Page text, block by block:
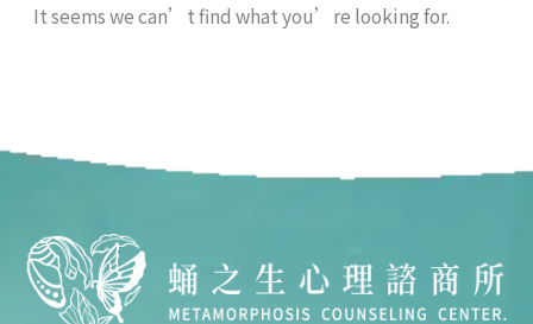
It seems we can’t find what you’re looking for.